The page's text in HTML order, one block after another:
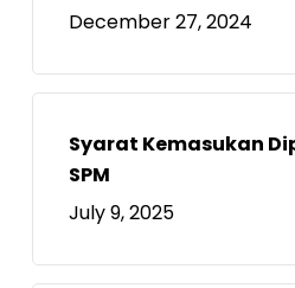
December 27, 2024
Syarat Kemasukan
SPM
July 9, 2025